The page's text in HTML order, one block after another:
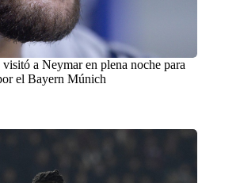
a Neymar en plena noche para
el Bayern Múnich